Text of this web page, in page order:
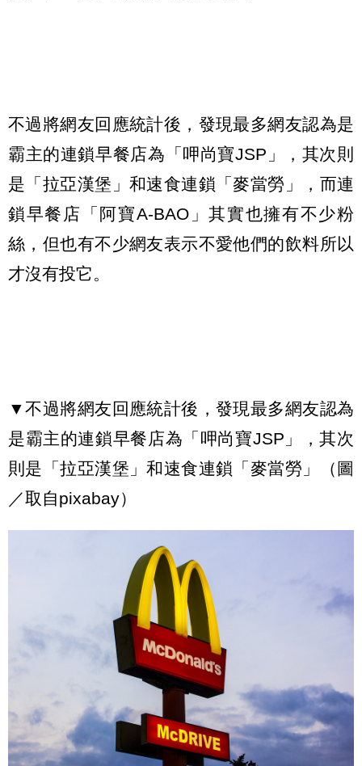
不過將網友回應統計後，發現最多網友認為是
霸主的連鎖早餐店為「呷尚寶JSP 」，其次則
是「拉亞漢堡」 和速食連鎖「麥當勞」，而連
鎖早餐店
「 阿寶A-BAO」其實也擁有不少粉
絲，但也有不少網友表示不愛他們的飲料所以
才沒有投它。
▼不過將網友回應統計後，發現最多網友認為
是霸主的連鎖早餐店為「呷尚寶JSP 」，其次
則是「拉亞漢堡」和速食連鎖「麥當勞」（圖
／取自pixabay）